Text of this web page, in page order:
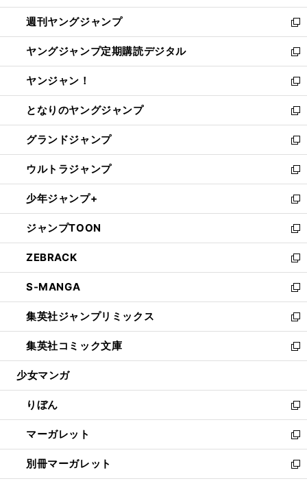
開
く
ウ
で
開
く
ン
ド
ウ
で
開
く
ウ
ィ
ン
ド
ウ
で
開
く
週刊ヤングジャンプ
新
し
い
ウ
ィ
ン
ド
ウ
で
開
く
ヤングジャンプ定期購読デジタル
新
し
い
ウ
ィ
ン
ド
ウ
で
開
く
ヤンジャン！
新
し
い
ウ
ィ
ン
ド
ウ
で
開
く
となりのヤングジャンプ
新
し
い
ウ
ィ
ン
ド
ウ
で
開
く
グランドジャンプ
新
し
い
ウ
ィ
ン
ド
ウ
で
開
く
ウルトラジャンプ
新
し
い
ウ
ィ
ン
ド
ウ
で
開
く
少年ジャンプ+
新
し
い
ウ
ィ
ン
ド
ウ
で
開
く
ジャンプTOON
新
し
い
ウ
ィ
ン
ド
ウ
で
開
ZEBRACK
新
し
い
ウ
ィ
ン
ド
ウ
開
く
S-MANGA
新
し
い
ウ
ィ
ン
ウ
で
開
く
集英社ジャンプリミックス
新
し
い
ウ
ン
ド
ウ
で
開
く
集英社コミック文庫
新
し
ウ
ィ
ン
ド
ウ
で
開
少女マンガ
りぼん
新
し
い
ウ
ィ
マーガレット
新
し
い
別冊マーガレット
新